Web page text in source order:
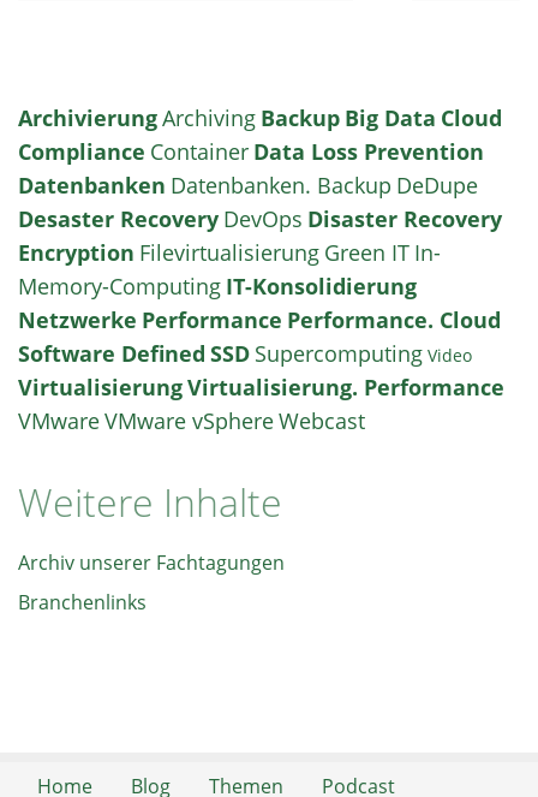
ArchivierungArchiving Backup Big Data Cloud
Compliance Container Data Loss Prevention
Datenbanken Datenbanken. Backup DeDupe
Desaster Recovery DevOps Disaster Recovery
Encryption Filevirtualisierung Green IT In-
Memory-Computing IT-Konsolidierung
Netzwerke Performance Performance. Cloud
Software Defined SSD Supercomputing Video
VirtualisierungVirtualisierung. Performance
VMwareVMware vSphereWebcast
Weitere Inhalte
Archiv unserer Fachtagungen
Branchenlinks
Home Blog Themen Podcast